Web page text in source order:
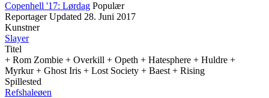
Copenhell '17: Lørdag Populær
Reportager Updated 28. Juni 2017
Kunstner
Slayer
Titel
+ Rom Zombie + Overkill + Opeth + Hatesphere + Huldre +
Myrkur + Ghost Iris + Lost Society + Baest + Rising
Spillested
Refshaleøen